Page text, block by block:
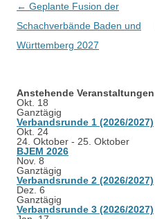
Beitragsnavigation
← Geplante Fusion der
Schachverbände Baden und
Württemberg 2027
Anstehende Veranstaltungen
Okt. 18
Ganztägig
Verbandsrunde 1 (2026/2027)
Okt. 24
24. Oktober - 25. Oktober
BJEM 2026
Nov. 8
Ganztägig
Verbandsrunde 2 (2026/2027)
Dez. 6
Ganztägig
Verbandsrunde 3 (2026/2027)